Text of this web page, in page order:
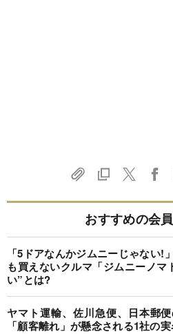
おすすめの会
「5ドアなんかジムニーじゃない!
も買えないクルマ「ジムニーノ
い”とは?
ヤマト運輸、佐川急便、日本郵
「顧客離れ」が懸念される1社の